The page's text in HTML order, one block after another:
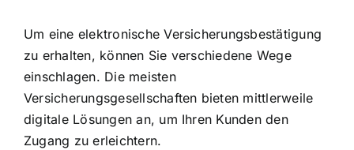
Um eine elektronische Versicherungsbestätigung
zu erhalten, können Sie verschiedene Wege
einschlagen. Die meisten
Versicherungsgesellschaften bieten mittlerweile
digitale Lösungen an, um Ihren Kunden den
Zugang zu erleichtern.